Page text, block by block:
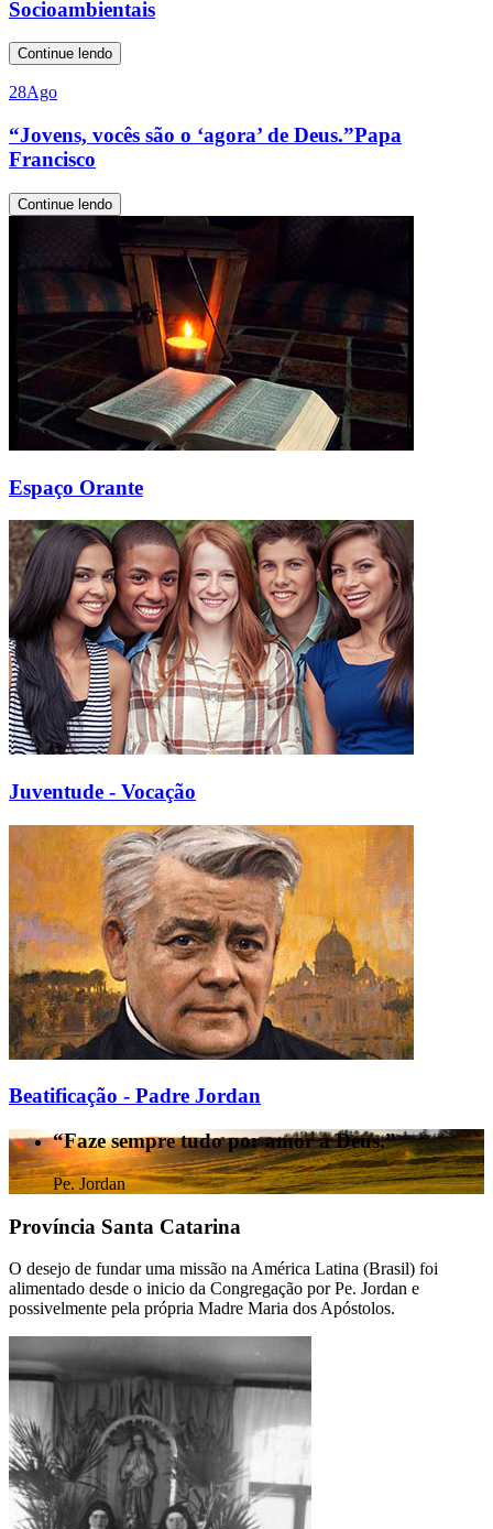
Socioambientais
Continue lendo
28Ago
“Jovens, vocês são o ‘agora’ de Deus.”Papa
Francisco
Continue lendo
Espaço Orante
Juventude - Vocação
Beatificação - Padre Jordan
“Faze sempre tudo por amor a Deus.”
Pe. Jordan
Província Santa Catarina
O desejo de fundar uma missão na América Latina (Brasil) foi
alimentado desde o inicio da Congregação por Pe. Jordan e
possivelmente pela própria Madre Maria dos Apóstolos.